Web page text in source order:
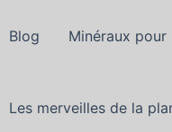
Blog Minéraux pour
Les merveilles de la